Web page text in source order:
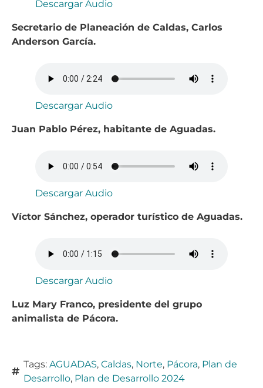
Descargar Audio
Secretario de Planeación de Caldas, Carlos
Anderson García.
Descargar Audio
Juan Pablo Pérez, habitante de Aguadas.
Descargar Audio
Víctor Sánchez, operador turístico de Aguadas.
Descargar Audio
Luz Mary Franco, presidente del grupo
animalista de Pácora.
Tags: AGUADAS, Caldas, Norte, Pácora, Plan de
Desarrollo, Plan de Desarrollo 2024